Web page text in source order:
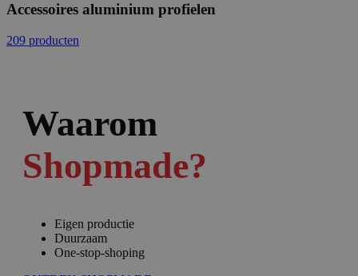
Accessoires aluminium profielen
209 producten
Waarom
Shopmade?
Eigen productie
Duurzaam
One-stop-shoping